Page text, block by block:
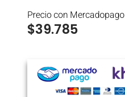
Precio con Mercadopago
$39.785